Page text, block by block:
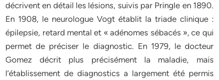
décrivent en détail les lésions, suivis par Pringle en 1890.
En 1908, le neurologue Vogt établit la triade clinique :
épilepsie, retard mental et « adénomes sébacés », ce qui
permet de préciser le diagnostic. En 1979, le docteur
Gomez décrit plus précisément la maladie, mais
l’établissement de diagnostics a largement été permis